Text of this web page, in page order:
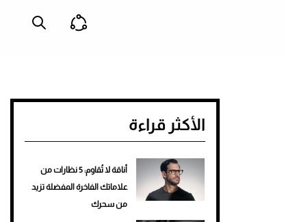
الأكثر قراءة
أناقة لا تُقاوم: 5 نظارات من
علاماتك الفاخرة المفضلة تزيد
من سحرك